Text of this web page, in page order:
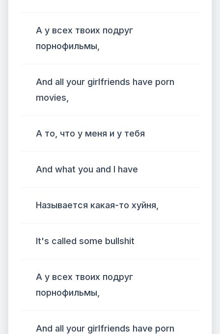
А у всех твоих подруг
порнофильмы,
And all your girlfriends have porn
movies,
А то, что у меня и у тебя
And what you and I have
Называется какая-то хуйня,
It's called some bullshit
А у всех твоих подруг
порнофильмы,
And all your girlfriends have porn